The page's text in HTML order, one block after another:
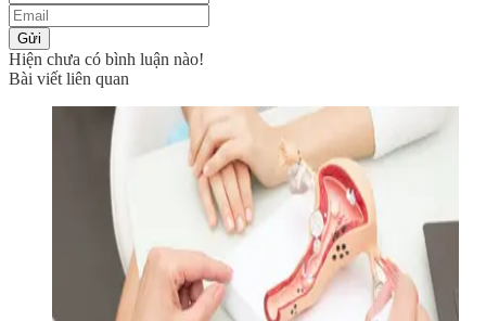
Gửi
Hiện chưa có bình luận nào!
Bài viết liên quan